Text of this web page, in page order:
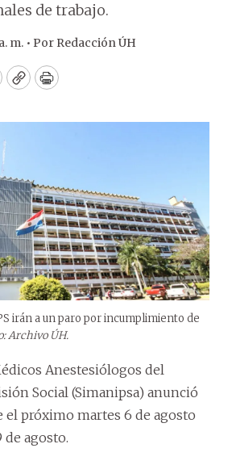
de trabajo.
m. • Por Redacción ÚH
CopyPrint
irán a un paro por incumplimiento de
Archivo ÚH.
Anestesiólogos del
Social (Simanipsa) anunció
el próximo martes 6 de agosto
de agosto.